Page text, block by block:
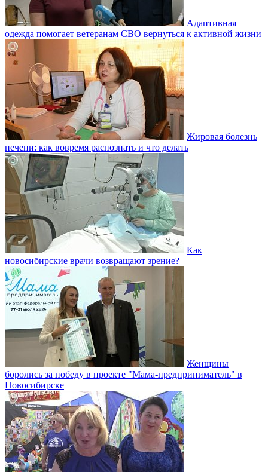
Адаптивная
одежда помогает ветеранам СВО вернуться к активной жизни
Жировая болезнь
печени: как вовремя распознать и что делать
Как
новосибирские врачи возвращают зрение?
Женщины
боролись за победу в проекте "Мама-предприниматель" в
Новосибирске